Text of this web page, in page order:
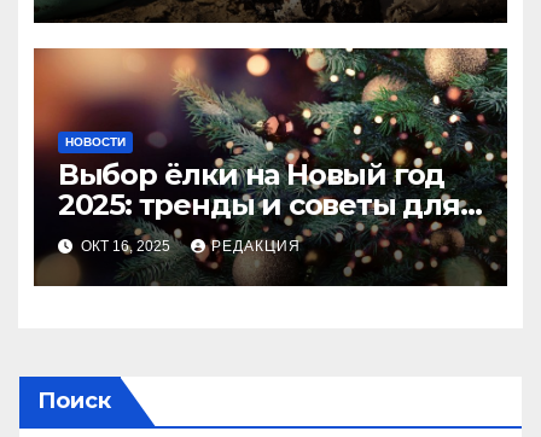
НОВОСТИ
Выбор ёлки на Новый год
2025: тренды и советы для
идеального праздника
ОКТ 16, 2025 РЕДАКЦИЯ
Поиск